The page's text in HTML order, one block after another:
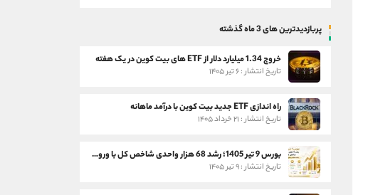
پربازدیدترین های 3 ماه گذشته
خروج 1.34 میلیارد دلار از ETF های بیت کوین در یک هفته
تاریخ انتشار : ۶ تیر ۱۴۰۵
راه اندازی ETF جدید بیت کوین با درآمد ماهانه
تاریخ انتشار : ۲۱ خرداد ۱۴۰۵
بورس 9 تیر 1405؛ رشد 68 هزار واحدی شاخص کل با ورود 3 همت پول حقیقی
تاریخ انتشار : ۹ تیر ۱۴۰۵